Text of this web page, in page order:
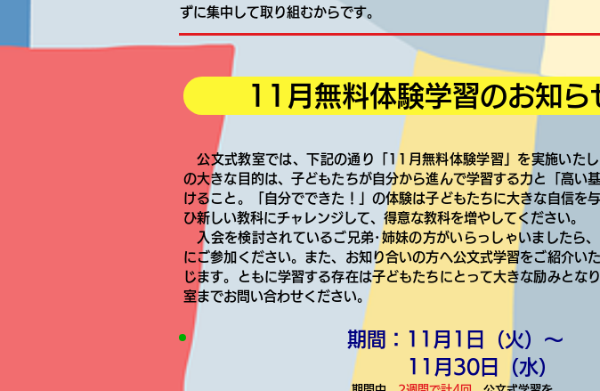
ずに集中して取り組むからです。
11月無料体験学習のお知ら
公文式教室では、下記の通り「11月無料体験学習」を実施いた
の大きな目的は、子どもたちが自分から進んで学習する力と「高い
けること。「自分でできた！」の体験は子どもたちに大きな自信を
ひ新しい教科にチャレンジして、得意な教科を増やしてください。
入会を検討されているご兄弟･姉妹の方がいらっしゃいましたら
にご参加ください。また、お知り合いの方へ公文式学習をご紹介い
じます。ともに学習する存在は子どもたちにとって大きな励みとな
室までお問い合わせください。
期間：11月1日（火）～
11月30日（水）